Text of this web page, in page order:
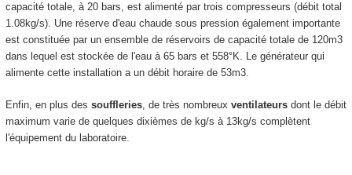
capacité totale, à 20 bars, est alimenté par trois compresseurs (débit total
1.08kg/s). Une réserve d'eau chaude sous pression également importante
est constituée par un ensemble de réservoirs de capacité totale de 120m3
dans lequel est stockée de l'eau à 65 bars et 558°K. Le générateur qui
alimente cette installation a un débit horaire de 53m3.
Enfin, en plus des souffleries, de très nombreux ventilateursdont le débit
maximum varie de quelques dixièmes de kg/s à 13kg/s complètent
l'équipement du laboratoire.